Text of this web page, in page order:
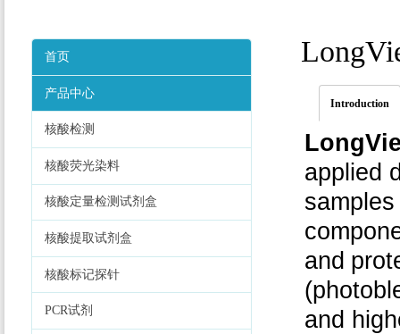
首页
产品中心
核酸检测
核酸荧光染料
核酸定量检测试剂盒
核酸提取试剂盒
核酸标记探针
PCR试剂
Introduction
applied
and
and